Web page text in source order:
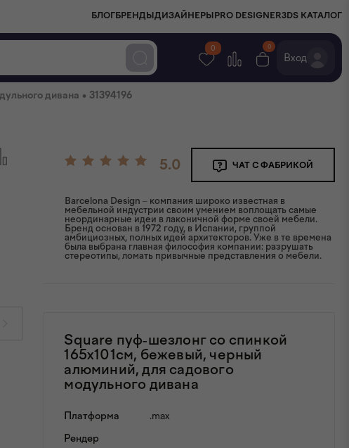
БЛОГ БРЕНДЫ ДИЗАЙНЕРЫ PRO DESIGNER3DS КАТАЛОГ
0 0
Вход
дивана • 31394196
5.0 ЧАТ С ФАБРИКОЙ
Barcelona Design – компания широко известная в
мебельной индустрии своим умением воплощать самые
неординарные идеи в лаконичной форме своей мебели.
Бренд основан в 1972 году, в Испании, группой
амбициозных, полных идей архитекторов. Уже в те времена
была выбрана главная философия компании: разрушать
стереотипы, ломать привычные представления о мебели.
Square пуф-шезлонг со спинкой
165x101см, бежевый, черный
алюминий, для садового
модульного дивана
Платформа
.max
Рендер